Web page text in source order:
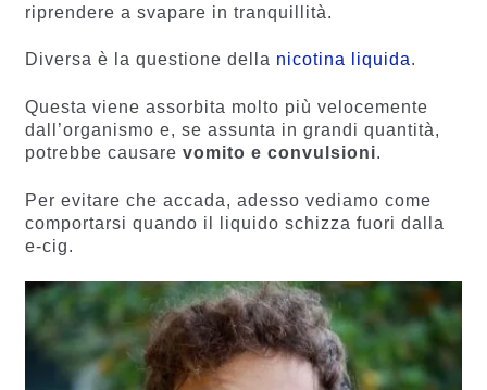
riprendere a svapare in tranquillità.
Diversa è la questione della nicotina liquida.
Questa viene assorbita molto più velocemente
dall’organismo e, se assunta in grandi quantità,
potrebbe causare vomito e convulsioni.
Per evitare che accada, adesso vediamo come
comportarsi quando il liquido schizza fuori dalla
e-cig.